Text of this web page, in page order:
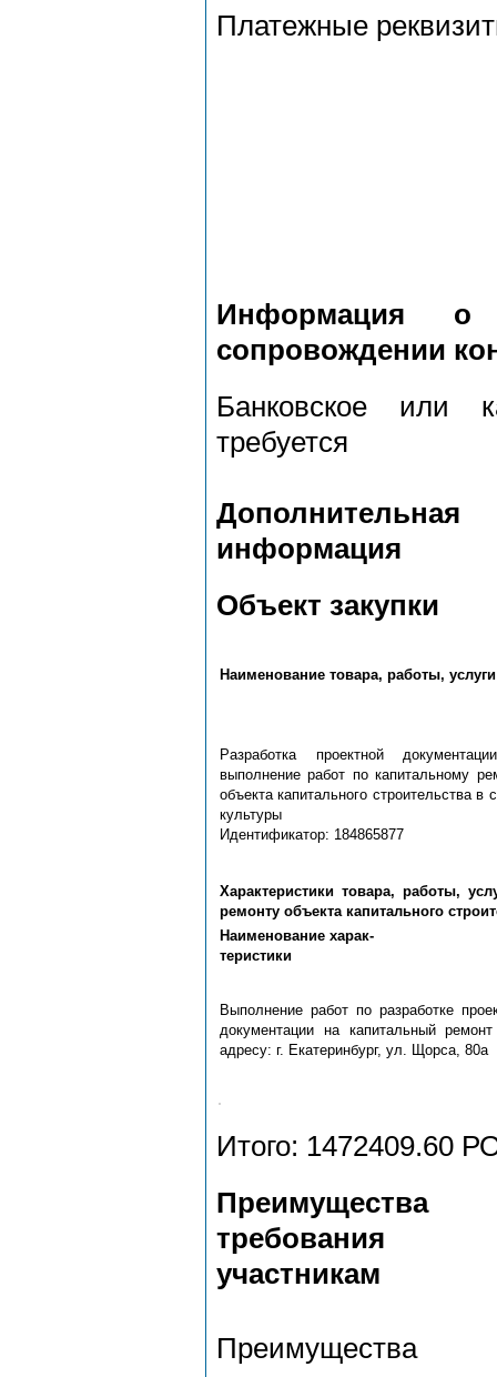
Платежные
Информация о
сопровождении
Банковское или
требуется
Дополнительная
информация
Объект закупки
Наименование товара, работы, услуги
Разработка проектной
выполнение работ по капитальному
объекта капитального строительства в
культуры
Идентификатор: 184865877
Характеристики товара, работы,
ремонту объекта капитального
Наименование харак-
теристики
Выполнение работ по разработке
документации на капитальный
адресу: г. Екатеринбург, ул. Щорса, 80а
Итого:
требования
участникам
Преимущества